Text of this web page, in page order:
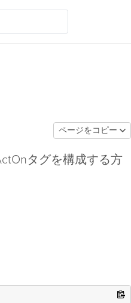
ページをコピー
タグを構成する方